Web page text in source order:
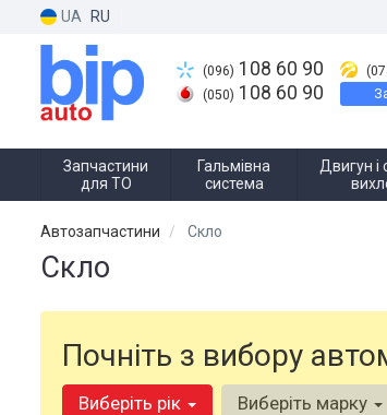
UA RU
(096) 108 60 90
(050) 108 60 90
Запчастини
для ТО
Гальмівна
система
Двигун і
Автозапчастини Скло
Скло
Почніть з вибору
Виберіть рік Виберіть марку